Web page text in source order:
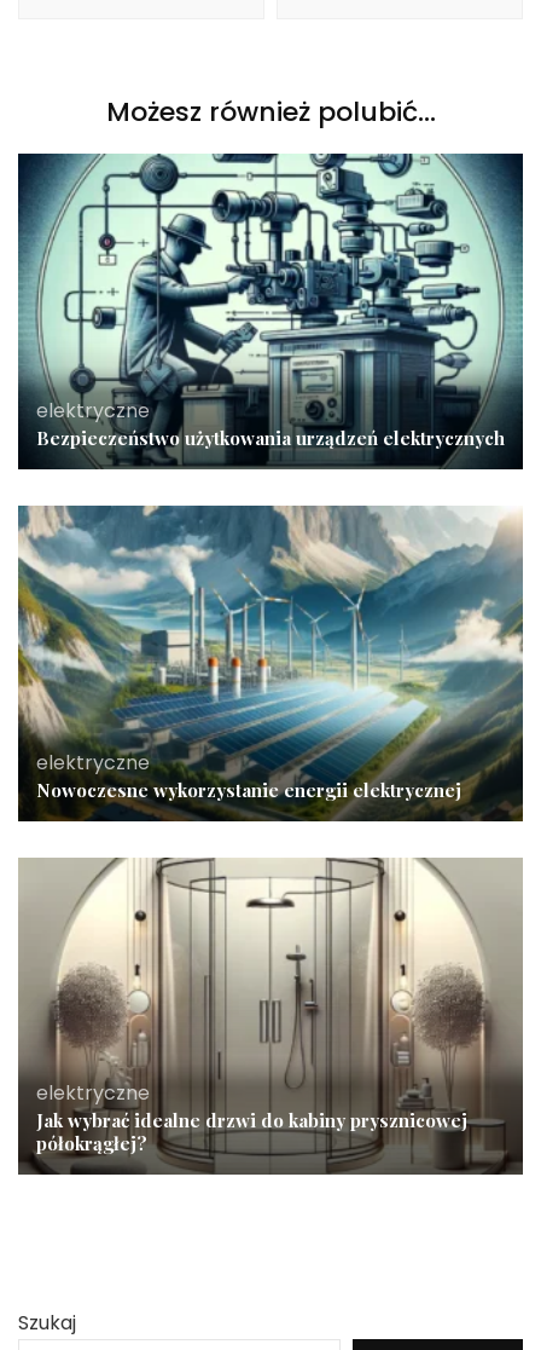
Możesz również polubić…
elektryczne
Bezpieczeństwo użytkowania urządzeń elektrycznych
elektryczne
Nowoczesne wykorzystanie energii elektrycznej
elektryczne
Jak wybrać idealne drzwi do kabiny prysznicowej
półokrągłej?
Szukaj